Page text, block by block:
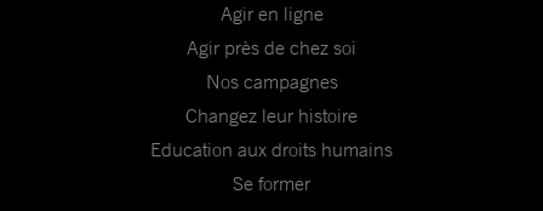
Agir en ligne
Agir près de chez soi
Nos campagnes
Changez leur histoire
Education aux droits humains
Se former